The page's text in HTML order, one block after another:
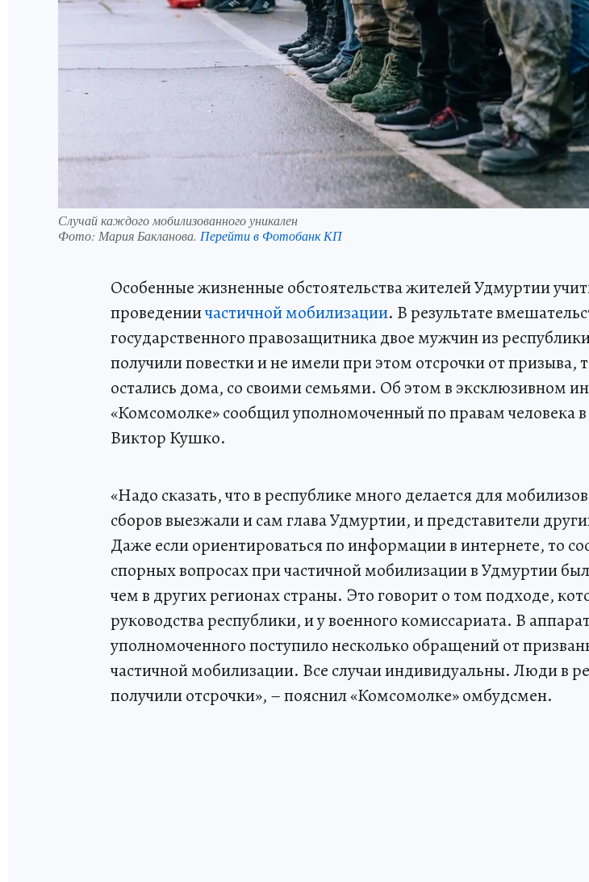
Случай каждого мобилизованного уникален
Фото: Мария Бакланова. Перейти в Фотобанк КП
Особенные жизненные обстоятельства жителей Удмуртии
проведениичастичной мобилизации. В результате
государственного правозащитника двое мужчин из
получили повестки и не имели при этом отсрочки от призыва,
остались дома, со своими семьями. Об этом в эксклюзивном
«Комсомолке» сообщил уполномоченный по правам человека
Виктор Кушко.
«Надо сказать, что в республике много делается для
сборов выезжали и сам глава Удмуртии, и представители
Даже если ориентироваться по информации в интернете, то
спорных вопросах при частичной мобилизации в Удмуртии
чем в других регионах страны. Это говорит о том подходе,
руководства республики, и у военного комиссариата. В
уполномоченного поступило несколько обращений от
частичной мобилизации. Все случаи индивидуальны. Люди в
получили отсрочки», – пояснил «Комсомолке» омбудсмен.